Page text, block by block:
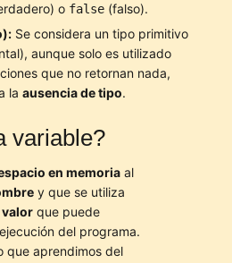
o false (falso).
Se considera un tipo primitivo
aunque solo es utilizado
que no retornan nada,
la ausencia de tipo.
variable?
en memoria al
y que se utiliza
valor que puede
del programa.
que aprendimos del